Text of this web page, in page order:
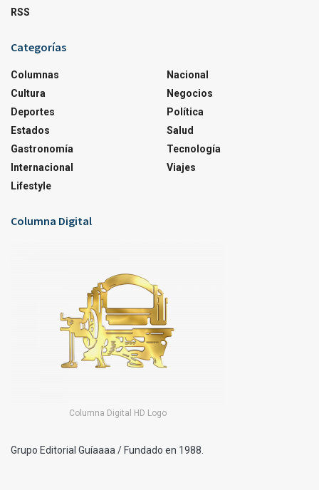
RSS
Categorías
Columnas
Cultura
Deportes
Estados
Gastronomía
Internacional
Lifestyle
Nacional
Negocios
Política
Salud
Tecnología
Viajes
Columna Digital
Columna Digital HD Logo
Grupo Editorial Guíaaaa / Fundado en 1988.